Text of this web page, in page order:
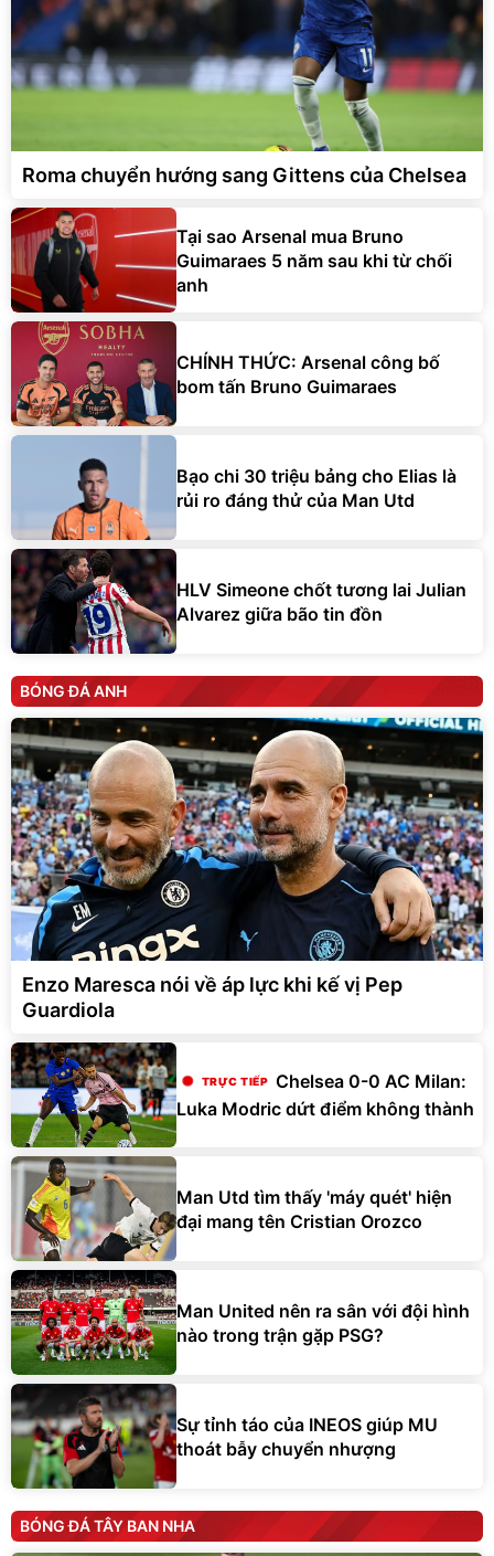
Roma chuyển hướng sang Gittens của Chelsea
Tại sao Arsenal mua Bruno
Guimaraes 5 năm sau khi từ chối
anh
CHÍNH THỨC: Arsenal công bố
bom tấn Bruno Guimaraes
Bạo chi 30 triệu bảng cho Elias là
rủi ro đáng thử của Man Utd
HLV Simeone chốt tương lai Julian
Alvarez giữa bão tin đồn
BÓNG ĐÁ ANH
Enzo Maresca nói về áp lực khi kế vị Pep
Guardiola
Chelsea 0-0 AC Milan:
Luka Modric dứt điểm không thành
Man Utd tìm thấy 'máy quét' hiện
đại mang tên Cristian Orozco
Man United nên ra sân với đội hình
nào trong trận gặp PSG?
Sự tỉnh táo của INEOS giúp MU
thoát bẫy chuyển nhượng
BÓNG ĐÁ TÂY BAN NHA